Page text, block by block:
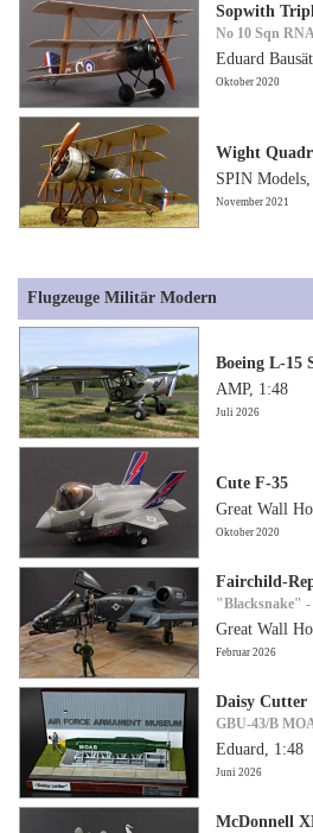
Sopwith
No 10 Sqn
Eduard
Oktober 2020
Wight
SPIN
November 2021
Flugzeuge Militär Modern
Boeing L-15
AMP, 1:48
Juli 2026
Cute F-35
Great Wall
Oktober 2020
Fairchild-
"Blacksnake"
Great Wall
Februar 2026
Daisy Cutter
GBU-43/B
Eduard, 1:48
Juni 2026
McDonnell